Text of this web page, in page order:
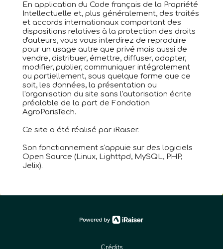
En application du Code français de la Propriété
Intellectuelle et, plus généralement, des traités
et accords internationaux comportant des
dispositions relatives à la protection des droits
d'auteurs, vous vous interdirez de reproduire
pour un usage autre que privé mais aussi de
vendre, distribuer, émettre, diffuser, adapter,
modifier, publier, communiquer intégralement
ou partiellement, sous quelque forme que ce
soit, les données, la présentation ou
l'organisation du site sans l'autorisation écrite
préalable de la part de Fondation
AgroParisTech.
Ce site a été réalisé par iRaiser.
Son fonctionnement s'appuie sur des logiciels
Open Source (Linux, Lighttpd, MySQL, PHP,
Jelix).